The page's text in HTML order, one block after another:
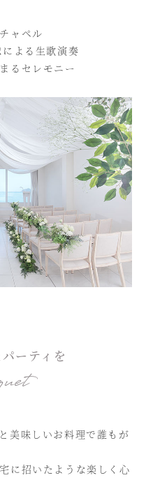
ャペル
よる生歌演奏
るセレモニー
ーティを
美味しいお料理で誰もが
に招いたような楽しく心